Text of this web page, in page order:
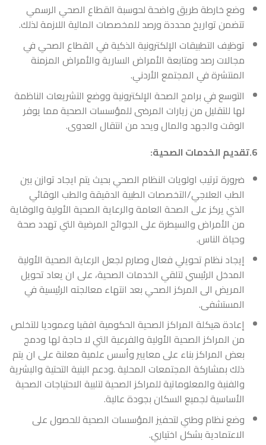
وضع خارطة طريق واضحة لحوسبة القطاع الصحي الرسمي
تتضمن تواريخ محددة ورصد للمخصصات المالية اللازمة لذلك.
توظيف التطبيقات الإلكترونية الذكية في القطاع الصحي في
مجالات رصد ومتابعة الأمراض السارية والأمراض المزمنة
المنتشرة في المجتمع الأردني.
التوسع في برامج الصحة الإلكترونية ووضع التشريعات الناظمة
لها للتقليل من زيارات المرضى للمؤسسات الصحية مما يوفر
الوقت والجهد والمال ويحد من انتقال العدوى.
6.تقديم الخدمات الصحية:
ضرورة ترتيب اولويات النظام الصحي بحيث يتم ايجاد توازن بين
الطب العلاجي/التخصصات الطبية الدقيقة والطب الوقائي
الذي يركز على الصحة العامة والرعاية الصحية الأولية والوقاية
من الأمراض والسيطرة على الجوائح المرضية التي تهدد صحة
وحياة الناس.
إيجاد نظام تحويلي فعال وصارم لجعل الرعاية الصحية الأولية
المدخل الرئيسي لتلقي الخدمات الصحية، على ان يعاد تحويل
المريض الى المركز الصحي بعد انتهاء معالجته الرئيسية في
المستشفى.
إعادة هيكلة المراكز الصحية الحكومية افقيا وعموديا للتخلص
من المراكز الصحية الأولية والفرعية التي لا حاجة لها ودمج
بعض المراكز بناء على معايير وأسس علمية معلنة على ان يتم
ذلك بمشاركة المجتمعات المحلية .ودعم البنية التحتية والبشرية
والفنية والمعلوماتية للمراكز الصحية لتلبية الاحتياجات الصحية
الأساسية لجميع السكان بجودة عالية.
وضع نظام وطني لتحفيز المؤسسات الصحية للحصول على
الاعتمادية بشكل اختياري.